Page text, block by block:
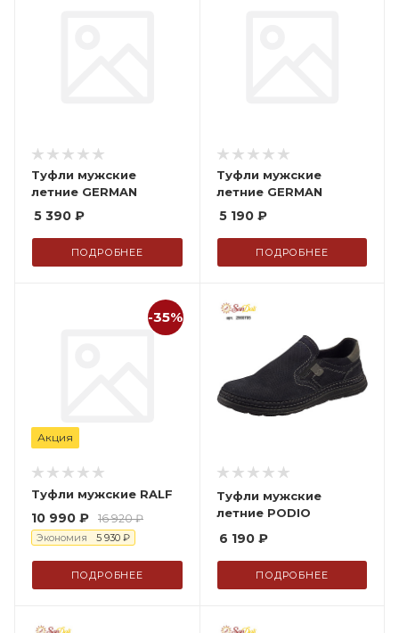
Туфли мужские
летние GERMAN
5 390 ₽
ПОДРОБНЕЕ
Туфли мужские
летние GERMAN
5 190₽
ПОДРОБНЕЕ
-35%
Акция
Туфли мужские RALF
10 990 ₽ 16 920₽
Экономия 5 930 ₽
ПОДРОБНЕЕ
Туфли мужские
летние PODIO
6 190₽
ПОДРОБНЕЕ